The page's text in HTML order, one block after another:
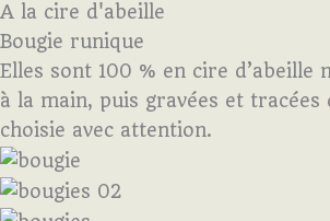
A la cire d'abeille
Bougie runique
Elles sont 100 % en cire d’abeille
à la main, puis gravées et tracées
choisie avec attention.